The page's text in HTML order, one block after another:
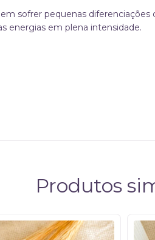
sofrer pequenas
energias em plena intensidade.
Produtos